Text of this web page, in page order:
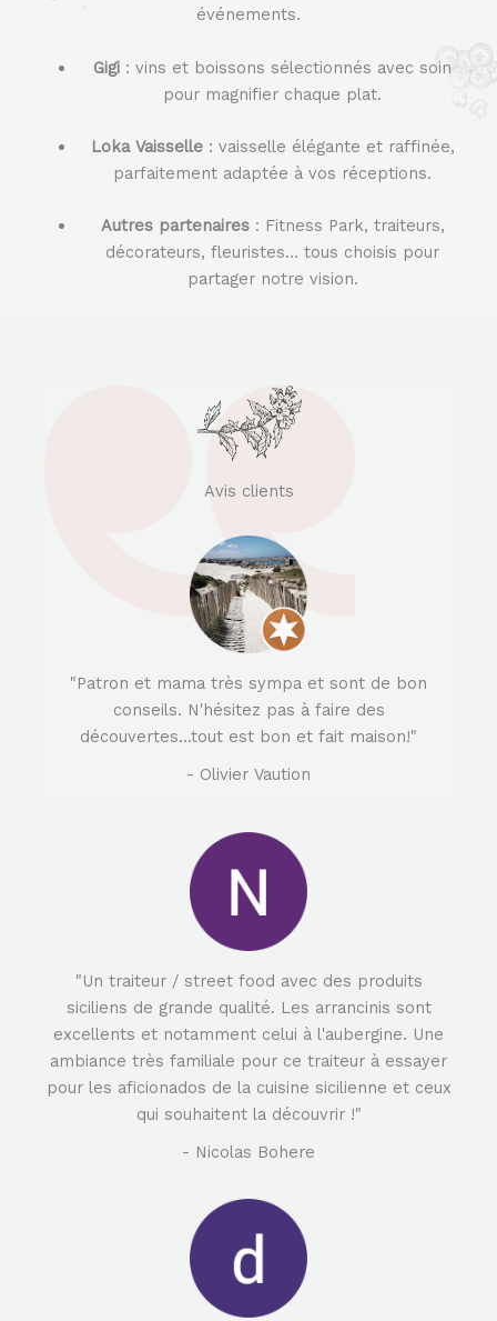
événements.
Gigi : vins et boissons sélectionnés avec soin
pour magnifier chaque plat.
Loka Vaisselle: vaisselle élégante et raffinée,
parfaitement adaptée à vos réceptions.
Autres partenaires: Fitness Park, traiteurs,
décorateurs, fleuristes… tous choisis pour
partager notre vision.
Avis clients
"Patron et mama très sympa et sont de bon
conseils. N'hésitez pas à faire des
découvertes...tout est bon et fait maison!"
- Olivier Vaution
"Un traiteur / street food avec des produits
siciliens de grande qualité. Les arrancinis sont
excellents et notamment celui à l'aubergine. Une
ambiance très familiale pour ce traiteur à essayer
pour les aficionados de la cuisine sicilienne et ceux
qui souhaitent la découvrir !"
- Nicolas Bohere